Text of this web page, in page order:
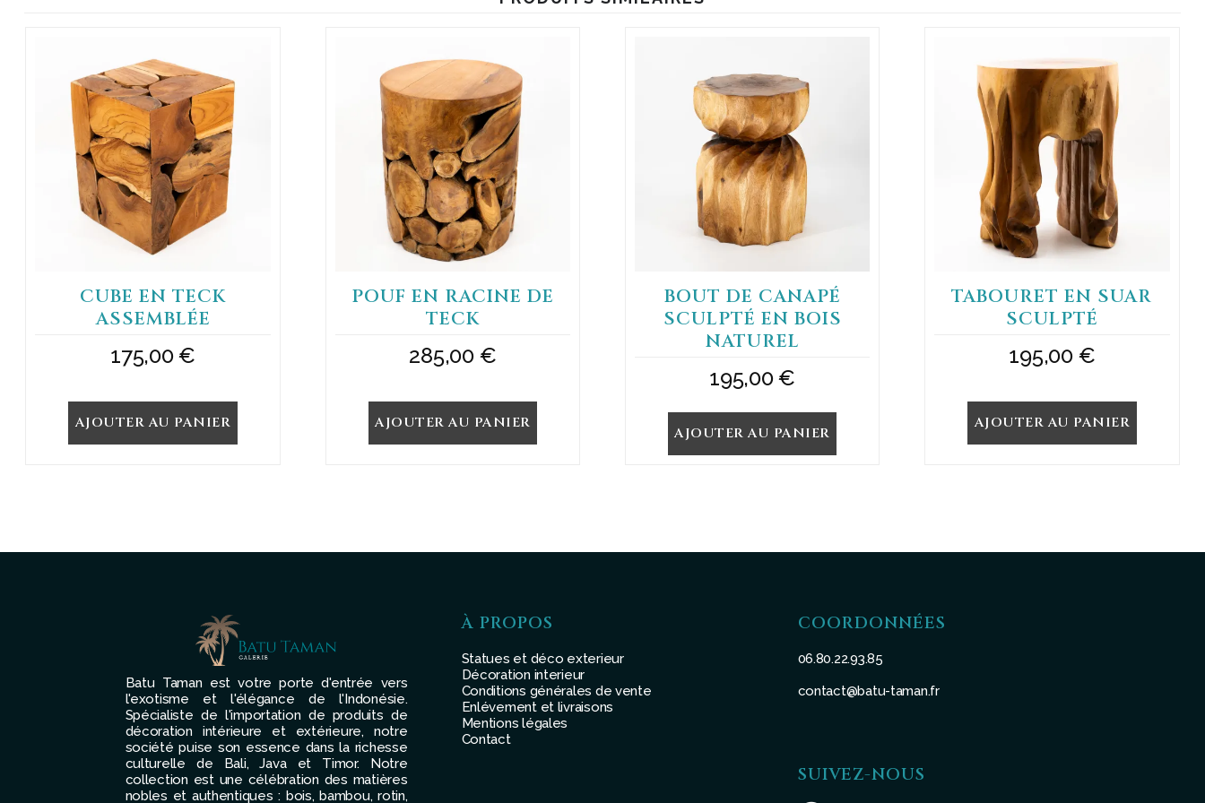
CUBE EN TECK
ASSEMBLÉE
175,00€
AJOUTER AU PANIER
POUF EN RACINE DE
TECK
285,00 €
AJOUTER AU PANIER
BOUT DE CANAPÉ
SCULPTÉ EN BOIS
NATUREL
195,00€
AJOUTER AU PANIER
TABOURET EN SUAR
SCULPTÉ
195,00 €
AJOUTER AU PANIER
Batu Taman est votre porte d'entrée vers
l'exotisme et l'élégance de l'Indonésie.
Spécialiste de l'importation de produits de
décoration intérieure et extérieure, notre
société puise son essence dans la richesse
culturelle de Bali, Java et Timor. Notre
collection est une célébration des matières
nobles et authentiques : bois, bambou, rotin,
À PROPOS
Statues et déco exterieur
Décoration interieur
Conditions générales de vente
Enlévement et livraisons
Mentions légales
Contact
COORDONNÉES
06.80.22.93.85
contact@batu-taman.fr
SUIVEZ-NOUS